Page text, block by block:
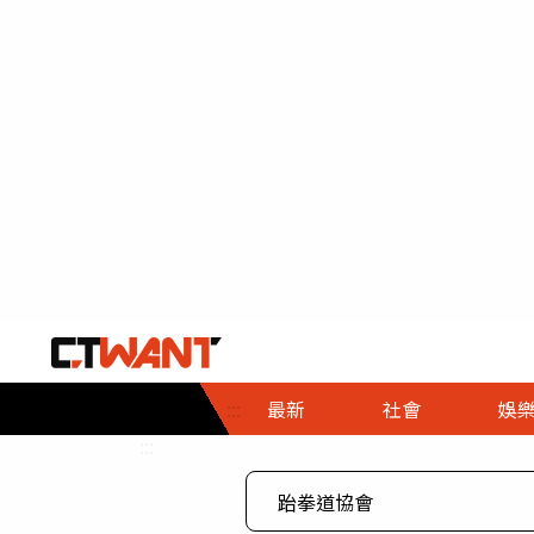
::: 最新 社會
社會首頁
時事
娛樂
娛樂首頁
即時
專題
財經首頁
熱線
３Ｃ
政